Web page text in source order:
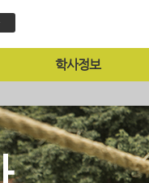
학사정보